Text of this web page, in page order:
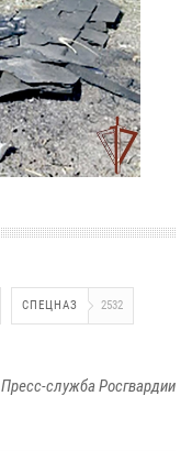
СПЕЦНАЗ 2532
Пресс-служба Росгвардии